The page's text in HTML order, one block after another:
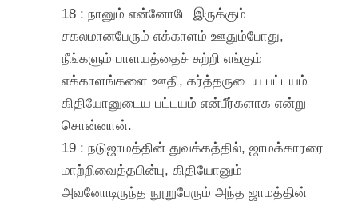
18 : நானும் என்னோடே இருக்கும்
சகலமானபேரும் எக்காளம் ஊதும்போது,
நீங்களும் பாளயத்தைச் சுற்றி எங்கும்
எக்காளங்களை ஊதி, கர்த்தருடைய பட்டயம்
கிதியோனுடைய பட்டயம் என்பீர்களாக என்று
சொன்னான்.
19 : நடுஜாமத்தின் துவக்கத்தில், ஜாமக்காரரை
மாற்றிவைத்தபின்பு, கிதியோனும்
அவனோடிருந்த நூறுபேரும் அந்த ஜாமத்தின்